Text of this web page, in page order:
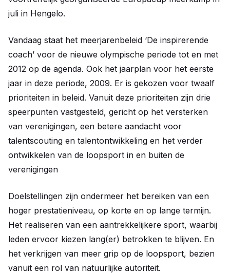
juli in Hengelo.
Vandaag staat het meerjarenbeleid ‘De inspirerende
coach’ voor de nieuwe olympische periode tot en met
2012 op de agenda. Ook het jaarplan voor het eerste
jaar in deze periode, 2009. Er is gekozen voor twaalf
prioriteiten in beleid. Vanuit deze prioriteiten zijn drie
speerpunten vastgesteld, gericht op het versterken
van verenigingen, een betere aandacht voor
talentscouting en talentontwikkeling en het verder
ontwikkelen van de loopsport in en buiten de
verenigingen
Doelstellingen zijn ondermeer het bereiken van een
hoger prestatieniveau, op korte en op lange termijn.
Het realiseren van een aantrekkelijkere sport, waarbij
leden ervoor kiezen lang(er) betrokken te blijven. En
het verkrijgen van meer grip op de loopsport, bezien
vanuit een rol van natuurlijke autoriteit.